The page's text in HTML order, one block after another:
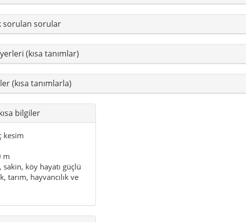
m
köy hayatı güçlü
tarım, hayvancılık ve
köy rotaları
güçlü lezzetler
en rahatı
için ideal dönemler